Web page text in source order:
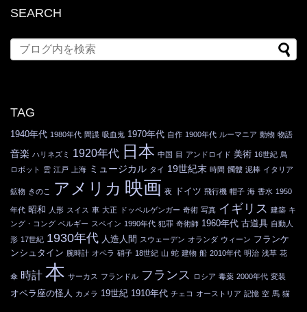
SEARCH
TAG
1940年代 1980年代 間諜 吸血鬼 1970年代 自作 1900年代 ルーマニア 動物 物語
音楽 ハリネズミ 1920年代 日本 中国 目 アンドロイド 美術 16世紀 鳥
ロボット 雲 江戸 上海 ミュージカル タイ 19世紀末 時間 髑髏 泥棒 イタリア
鉱物 きのこ アメリカ 映画 夜 ドイツ 飛行機 帽子 海 香水 1950
年代 昭和 人形 スイス 車 大正 ドッペルゲンガー 奇術 写真 イギリス 建築 キ
ング・コング ベルギー スペイン 1990年代 犯罪 奇術師 1960年代 古道具 自動人
形 17世紀 1930年代 人造人間 スウェーデン オランダ ウィーン フランケ
ンシュタイン 腕時計 オペラ 硝子 18世紀 山 蛇 建物 船 2010年代 明治 浅草 花
傘 時計 本 サーカス フランドル フランス ロシア 毒薬 2000年代 変装
オペラ座の怪人 カメラ 19世紀 1910年代 チェコ オーストリア 記憶 空 馬 猫